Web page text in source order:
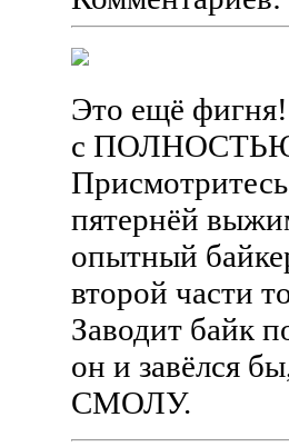
Это ещё фигня!
с
пятернёй
опытный
второй части
Заводит байк
он и завёлся
СМОЛУ.